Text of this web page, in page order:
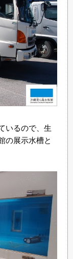
いるので、生
の展示水槽と